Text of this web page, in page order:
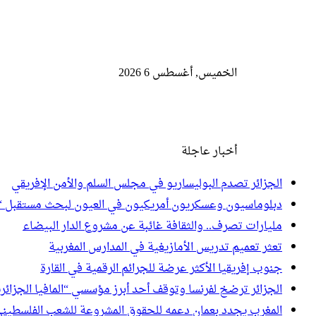
الخميس, أغسطس 6 2026
أخبار عاجلة
الجزائر تصدم البوليساريو في مجلس السلم والأمن الإفريقي
دبلوماسيون وعسكريون أمريكيون في العيون لبحث مستقبل
مليارات تصرف.. والثقافة غائبة عن مشروع الدار البيضاء
تعثر تعميم تدريس الأمازيغية في المدارس المغربية
جنوب إفريقيا الأكثر عرضة للجرائم الرقمية في القارة
الجزائر ترضخ لفرنسا وتوقف أحد أبرز مؤسسي “المافيا
المغرب يجدد بعمان دعمه للحقوق المشروعة للشعب